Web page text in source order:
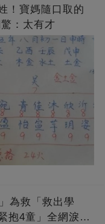
！寶媽隨口取的
：太有才
為救「救出學
抱4童」全網淚